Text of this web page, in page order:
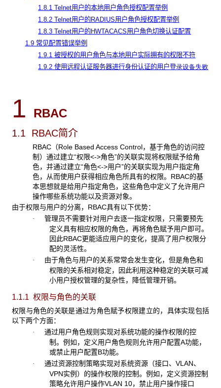
1.8.1 Telnet用户的本地用户角色授权配置举例
1.8.2 Telnet用户的RADIUS用户角色授权配置举例
1.8.3 Telnet用户的HWTACACS用户角色切换认证配置
1.9 常见配置错误举例
1.9.1 被授权的用户角色与本地用户实际拥有的权限不符
1.9.2 使用远程认证服务器进行身份认证的用户登录设备失败
1 RBAC
1.1 RBAC简介
RBAC（Role Based Access Control，基于角色的访问控
制）通过建立“权限<->角色”的关联实现将权限赋予给角
色，并通过建立“角色<->用户”的关联实现为用户指定角
色，从而使用户获得相应角色所具有的权限。RBAC的基
本思想就是给用户指定角色，这些角色中定义了允许用户
操作哪些系统功能以及资源对象。
由于权限与用户的分离，RBAC具有以下优势：
· 管理员不需要针对用户去逐一指定权限，只需要预先
定义具有相应权限的角色，再将角色赋予用户即可。
因此RBAC更能适应用户的变化，提高了用户权限分
配的灵活性。
· 由于角色与用户的关系常常会发生变化，但是角色和
权限的关系相对稳定，因此利用这种稳定的关联可减
小用户授权管理的复杂性，降低管理开销。
1.1.1 权限与角色的关联
权限与角色的关联是通过为角色赋予权限建立的，具体实现包括
以下两个方面：
· 通过用户角色规则实现对系统功能的操作权限的控
制。例如，定义用户角色规则允许用户配置A功能，
或禁止用户配置B功能。
· 通过资源控制策略实现对系统资源（接口、 VLAN、
VPN实例）的操作权限的控制。例如，定义资源控制
策略允许用户操作VLAN 10，禁止用户操作接口